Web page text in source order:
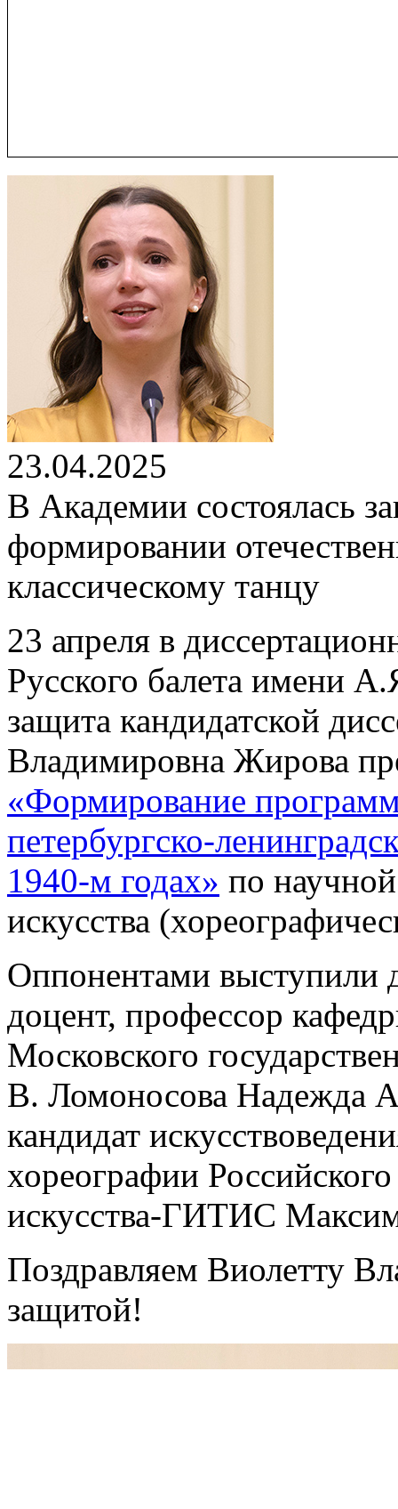
23.04.2025
В Академии состоялась
формировании
классическому танцу
23 апреля в
Русского балета имени
защита кандидатской
Владимировна Жирова
«Формирование
петербургско-
1940-м годах» по
искусства
Оппонентами выступили
доцент, профессор
Московского
В. Ломоносова Надежда
кандидат
хореографии
искусства-ГИТИС
Поздравляем Виолетту
защитой!